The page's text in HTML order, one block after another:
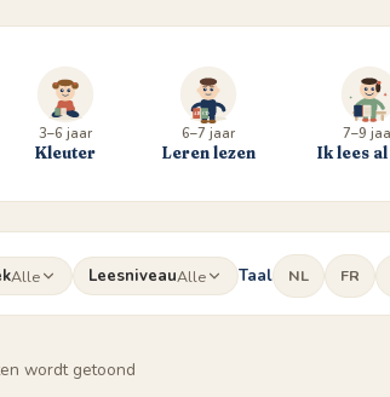
3–6 jaar
Kleuter
6–7 jaar
Leren lezen
7–9
Ik lees
Alle LeesniveauAlle Taal NL FR
wordt getoond